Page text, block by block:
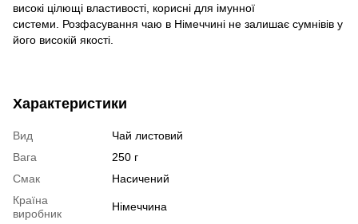
високі цілющі властивості, корисні для імунної
системи. Розфасування чаю в Німеччині не залишає сумнівів у
його високій якості.
Характеристики
Вид
Чай листовий
Вага
250 г
Смак
Насичений
Країна
виробник
Німеччина